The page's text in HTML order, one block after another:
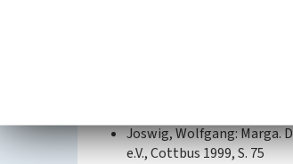
Joswig, Wolfgang: Marga.
e.V., Cottbus 1999, S. 75